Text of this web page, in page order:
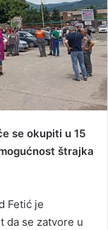
se okupiti u 15
štrajka
Fetić je
da se zatvore u